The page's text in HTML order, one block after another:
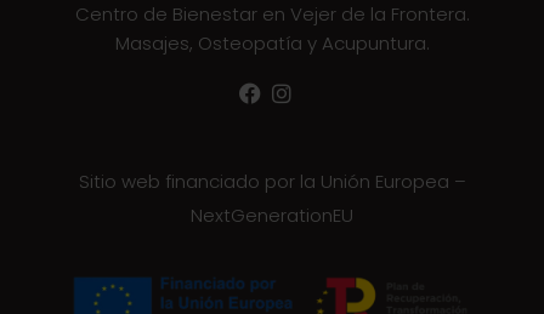
Centro de Bienestar en Vejer de la Frontera.
Masajes, Osteopatía y Acupuntura.
Sitio web financiado por la Unión Europea –
NextGenerationEU